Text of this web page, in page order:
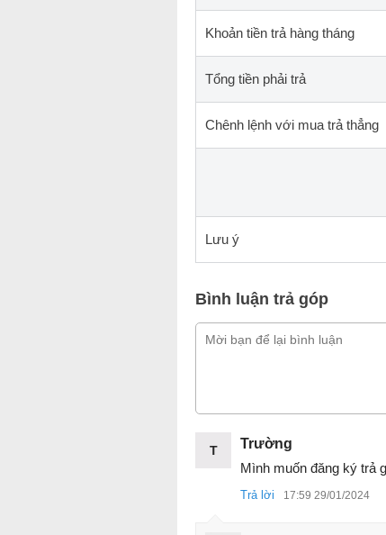
Khoản tiền trả hàng tháng
Tổng tiền phải trả
Chênh lệnh với mua trả thẳng
Lưu ý
Bình luận trả góp
T
Trường
Mình muốn đăng ký trả
Trả lời 17:59 29/01/2024